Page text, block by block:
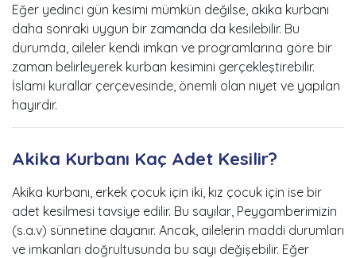
Eğer yedinci gün kesimi mümkün değilse, akika kurbanı
daha sonraki uygun bir zamanda da kesilebilir. Bu
durumda, aileler kendi imkan ve programlarına göre bir
zaman belirleyerek kurban kesimini gerçekleştirebilir.
İslami kurallar çerçevesinde, önemli olan niyet ve yapılan
hayırdır.
Akika Kurbanı Kaç Adet Kesilir?
Akika kurbanı, erkek çocuk için iki, kız çocuk için ise bir
adet kesilmesi tavsiye edilir. Bu sayılar, Peygamberimizin
(s.a.v) sünnetine dayanır. Ancak, ailelerin maddi durumları
ve imkanları doğrultusunda bu sayı değişebilir. Eğer